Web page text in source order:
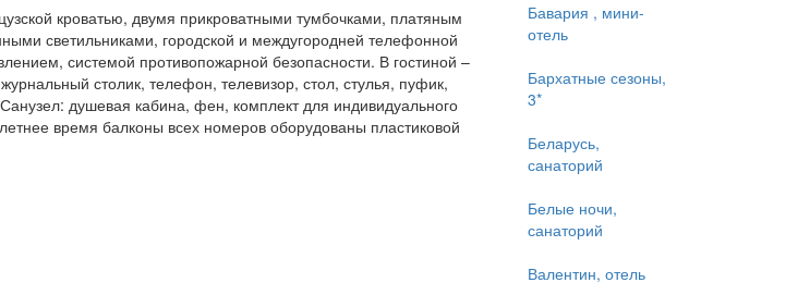
кроватью, двумя прикроватными тумбочками, платяным
светильниками, городской и междугородней телефонной
системой противопожарной безопасности. В гостиной –
столик, телефон, телевизор, стол, стулья, пуфик,
душевая кабина, фен, комплект для индивидуального
время балконы всех номеров оборудованы пластиковой
Бавария , мини-
отель
Бархатные сезоны,
3*
Беларусь,
санаторий
Белые ночи,
санаторий
Валентин, отель